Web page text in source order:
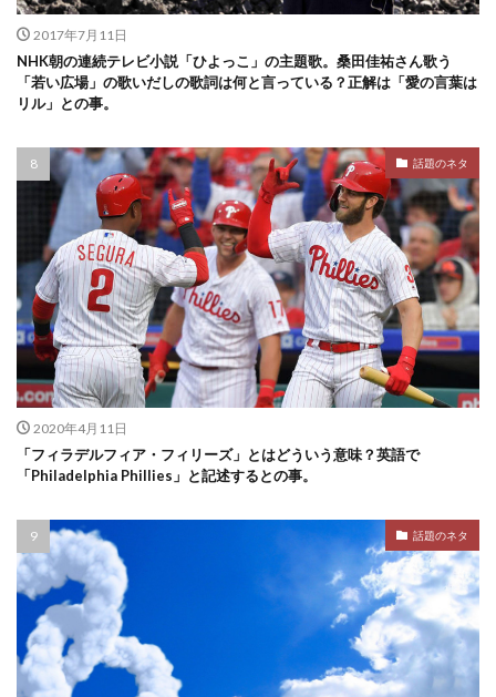
2017年7月11日
NHK朝の連続テレビ小説「ひよっこ」の主題歌。桑田佳祐さん歌う
「若い広場」の歌いだしの歌詞は何と言っている？正解は「愛の言葉は
リル」との事。
話題のネタ
2020年4月11日
「フィラデルフィア・フィリーズ」とはどういう意味？英語で
「Philadelphia Phillies」と記述するとの事。
話題のネタ